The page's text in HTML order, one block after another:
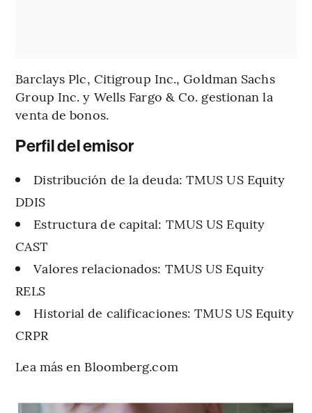
Barclays Plc, Citigroup Inc., Goldman Sachs
Group Inc. y Wells Fargo & Co. gestionan la
venta de bonos.
Perfil del emisor
Distribución de la deuda: TMUS US Equity
DDIS
Estructura de capital: TMUS US Equity
CAST
Valores relacionados: TMUS US Equity
RELS
Historial de calificaciones: TMUS US Equity
CRPR
Lea más en Bloomberg.com